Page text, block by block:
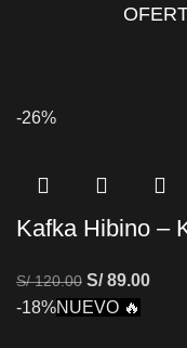
-26%
Kafka Hibino –
S/120.00 S/89.00
-18%NUEVO 🔥